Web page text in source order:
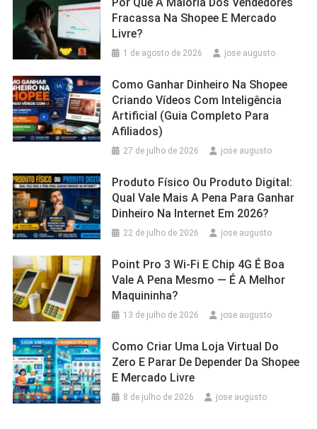
Fracassa Na Shopee E Mercado
Livre?
1 de agosto de 2026 jose augusto
Como Ganhar Dinheiro Na Shopee
Criando Vídeos Com Inteligência
Artificial (Guia Completo Para
Afiliados)
27 de julho de 2026 jose augusto
Produto Físico Ou Produto Digital:
Qual Vale Mais A Pena Para Ganhar
Dinheiro Na Internet Em 2026?
22 de julho de 2026 jose augusto
Point Pro 3 Wi‑Fi E Chip 4G É Boa
Vale A Pena Mesmo — É A Melhor
Maquininha?
13 de julho de 2026 jose augusto
Como Criar Uma Loja Virtual Do
Zero E Parar De Depender Da Shopee
E Mercado Livre
8 de julho de 2026 jose augusto